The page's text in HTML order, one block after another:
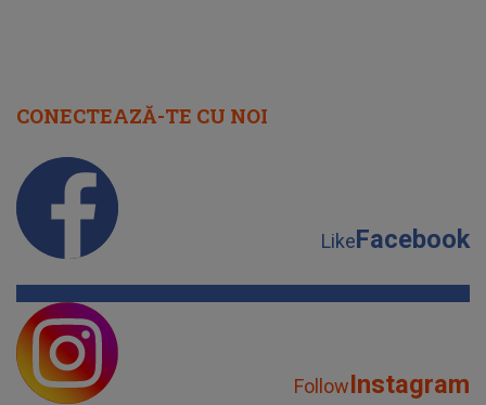
CONECTEAZĂ-TE CU NOI
LikeFacebook
FollowInstagram